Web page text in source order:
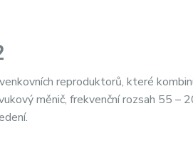
reproduktorů, které
měnič, frekvenční rozsah 55